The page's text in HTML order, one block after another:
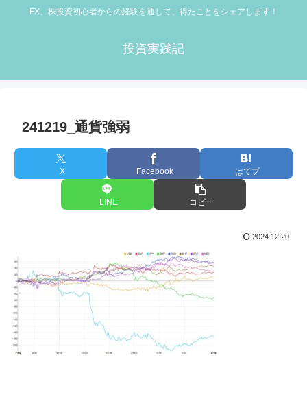
FX、株投資初心者からの経験を通して、得たことをシェアします！
投資実践記
241219_通貨強弱
X Facebook はてブ
LINE コピー
2024.12.20